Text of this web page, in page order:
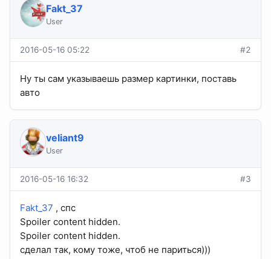
Fakt_37
User
2016-05-16 05:22 #2
Ну ты сам указываешь размер картинки, поставь
авто
veliant9
User
2016-05-16 16:32 #3
Fakt_37 , спс
Spoiler content hidden.
Spoiler content hidden.
сделал так, кому тоже, чтоб не париться)))